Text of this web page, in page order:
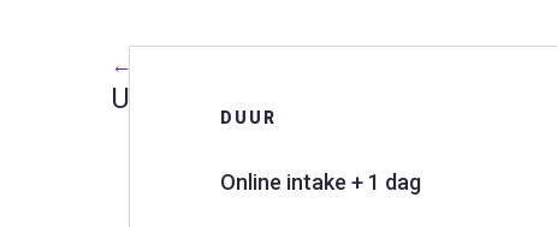
← Terug naar alle trainingen
Uit je hoofd, in je lichaam -
DUUR
Online intake + 1 dag